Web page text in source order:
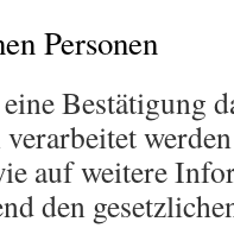
Personen
Bestätigung
auf weitere
den